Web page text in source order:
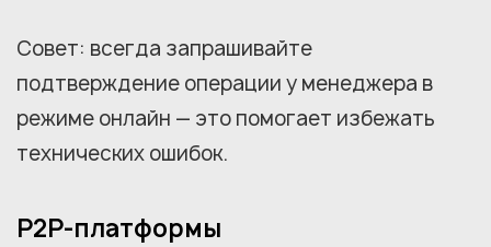
Совет: всегда запрашивайте
подтверждение операции у менеджера в
режиме онлайн — это помогает избежать
технических ошибок.
P2P-платформы